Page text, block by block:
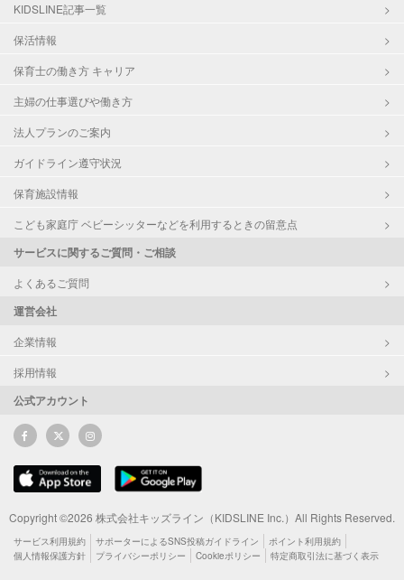
KIDSLINE記事一覧
保活情報
保育士の働き方 キャリア
主婦の仕事選びや働き方
法人プランのご案内
ガイドライン遵守状況
保育施設情報
こども家庭庁 ベビーシッターなどを利用するときの留意点
サービスに関するご質問・ご相談
よくあるご質問
運営会社
企業情報
採用情報
公式アカウント
Copyright ©2026 株式会社キッズライン（KIDSLINE Inc.）All Rights Reserved.
サービス利用規約 サポーターによるSNS投稿ガイドライン
ポイント利用規約
個人情報保護方針
プライバシーポリシー Cookieポリシー 特定商取引法に基づく表示